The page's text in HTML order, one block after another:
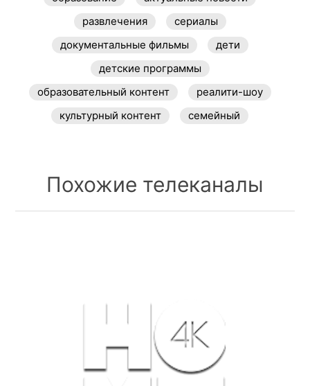
развлечения
сериалы
документальные фильмы
дети
детские программы
образовательный контент
реалити-шоу
культурный контент
семейный
Похожие телеканалы